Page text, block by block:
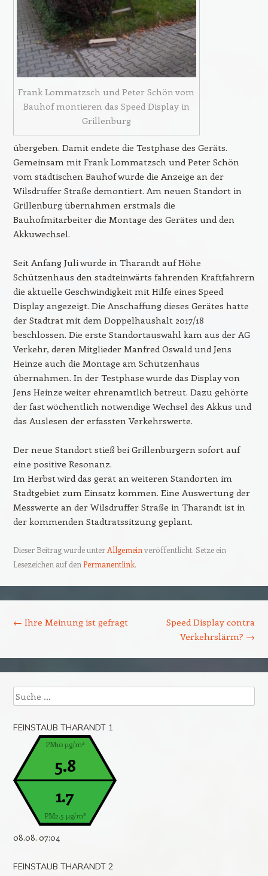
Frank Lommatzsch und Peter Schön vom
Bauhof montieren das Speed Display in
Grillenburg
übergeben. Damit endete die Testphase des Geräts.
Gemeinsam mit Frank Lommatzsch und Peter Schön
vom städtischen Bauhof wurde die Anzeige an der
Wilsdruffer Straße demontiert. Am neuen Standort in
Grillenburg übernahmen erstmals die
Bauhofmitarbeiter die Montage des Gerätes und den
Akkuwechsel.
Seit Anfang Juli wurde in Tharandt auf Höhe
Schützenhaus den stadteinwärts fahrenden Kraftfahrern
die aktuelle Geschwindigkeit mit Hilfe eines Speed
Display angezeigt. Die Anschaffung dieses Gerätes hatte
der Stadtrat mit dem Doppelhaushalt 2017/18
beschlossen. Die erste Standortauswahl kam aus der AG
Verkehr, deren Mitglieder Manfred Oswald und Jens
Heinze auch die Montage am Schützenhaus
übernahmen. In der Testphase wurde das Display von
Jens Heinze weiter ehrenamtlich betreut. Dazu gehörte
der fast wöchentlich notwendige Wechsel des Akkus und
das Auslesen der erfassten Verkehrswerte.
Der neue Standort stieß bei Grillenburgern sofort auf
eine positive Resonanz.
Im Herbst wird das gerät an weiteren Standorten im
Stadtgebiet zum Einsatz kommen. Eine Auswertung der
Messwerte an der Wilsdruffer Straße in Tharandt ist in
der kommenden Stadtratssitzung geplant.
Dieser Beitrag wurde unter Allgemein veröffentlicht. Setze ein
Lesezeichen auf den Permanentlink.
← Ihre Meinung ist gefragt
Speed Display contra
Verkehrslärm? →
Suche
FEINSTAUB THARANDT 1
PM10 µg/m³
PM2.5 µg/m³
5.8
1.7
08.08. 07:04
FEINSTAUB THARANDT 2